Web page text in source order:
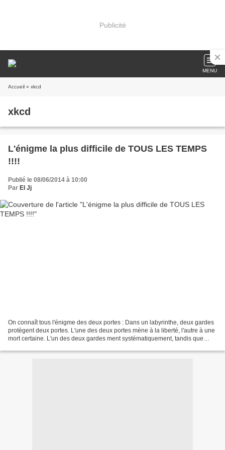
Publicité
MENU
Accueil » xkcd
xkcd
L'énigme la plus difficile de TOUS LES TEMPS
!!!!
Publié le 08/06/2014 à 10:00
Par El Jj
On connaît tous l'énigme des deux portes : Dans un labyrinthe, deux gardes
protègent deux portes. L'une des deux portes mène à la liberté, l'autre à une
mort certaine. L'un des deux gardes ment systématiquement, tandis que